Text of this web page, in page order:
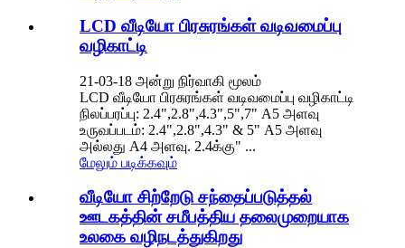
LCD வீடியோ பிரசுரங்கள் வடிவமைப்பு
வழிகாட்டி
21-03-18 அன்று நிர்வாகி மூலம்
LCD வீடியோ பிரசுரங்கள் வடிவமைப்பு வழிகாட்டி
நிலப்பரப்பு: 2.4",2.8",4.3",5",7" A5 அளவு
உருவப்படம்: 2.4",2.8",4.3" & 5" A5 அளவு
அல்லது A4 அளவு. 2.4க்கு" ...
மேலும் படிக்கவும்
வீடியோ சிற்றேடு சந்தைப்படுத்தல்
ஊடகத்தின் சமீபத்திய தலைமுறையாக
உலகை வழிநடத்துகிறது